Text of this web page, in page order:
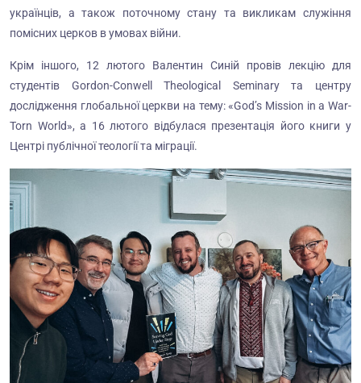
українців, а також поточному стану та викликам служіння
помісних церков в умовах війни.
Крім іншого, 12 лютого Валентин Синій провів лекцію для
студентів Gordon-Conwell Theological Seminary та центру
дослідження глобальної церкви на тему: «God’s Mission in a War-
Torn World», а 16 лютого відбулася презентація його книги у
Центрі публічної теології та міграції.